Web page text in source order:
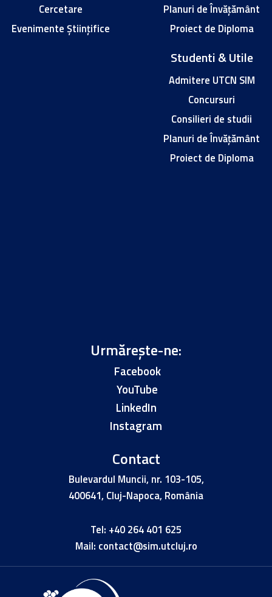
Cercetare
Evenimente Științifice
Planuri de Învățământ
Proiect de Diploma
Studenti & Utile
Admitere UTCN SIM
Concursuri
Consilieri de studii
Planuri de Învățământ
Proiect de Diploma
Urmărește-ne:
Facebook
YouTube
LinkedIn
Instagram
Contact
Bulevardul Muncii, nr. 103-105,
400641, Cluj-Napoca, România
Tel: +40 264 401 625
Mail: contact@sim.utcluj.ro